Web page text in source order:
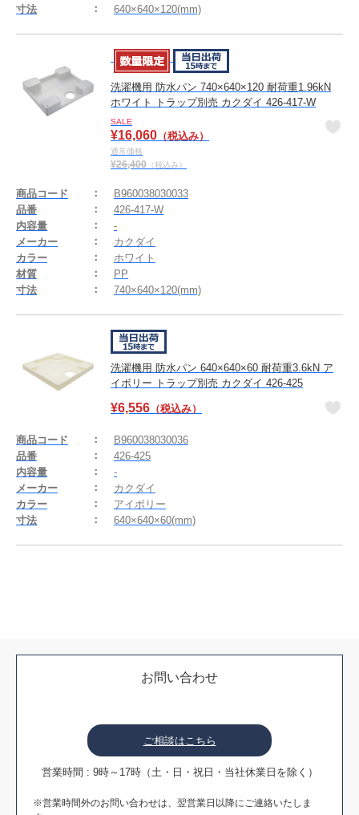
寸法
640×640×120(mm)
洗濯機用 防水パン 740×640×120 耐荷重1.96kN
ホワイト トラップ別売 カクダイ 426-417-W
SALE
¥16,060 （税込み）
通常価格
¥26,400 （税込み）
商品コード
B960038030033
品番
426-417-W
内容量
-
メーカー
カクダイ
カラー
ホワイト
材質
PP
寸法
740×640×120(mm)
洗濯機用 防水パン 640×640×60 耐荷重3.6kN ア
イボリー トラップ別売 カクダイ 426-425
¥6,556 （税込み）
商品コード
B960038030036
品番
426-425
内容量
-
メーカー
カクダイ
カラー
アイボリー
寸法
640×640×60(mm)
お問い合わせ
ご相談はこちら
営業時間 : 9時～17時（土・日・祝日・当社休業日を除く）
※営業時間外のお問い合わせは、翌営業日以降にご連絡いたしま